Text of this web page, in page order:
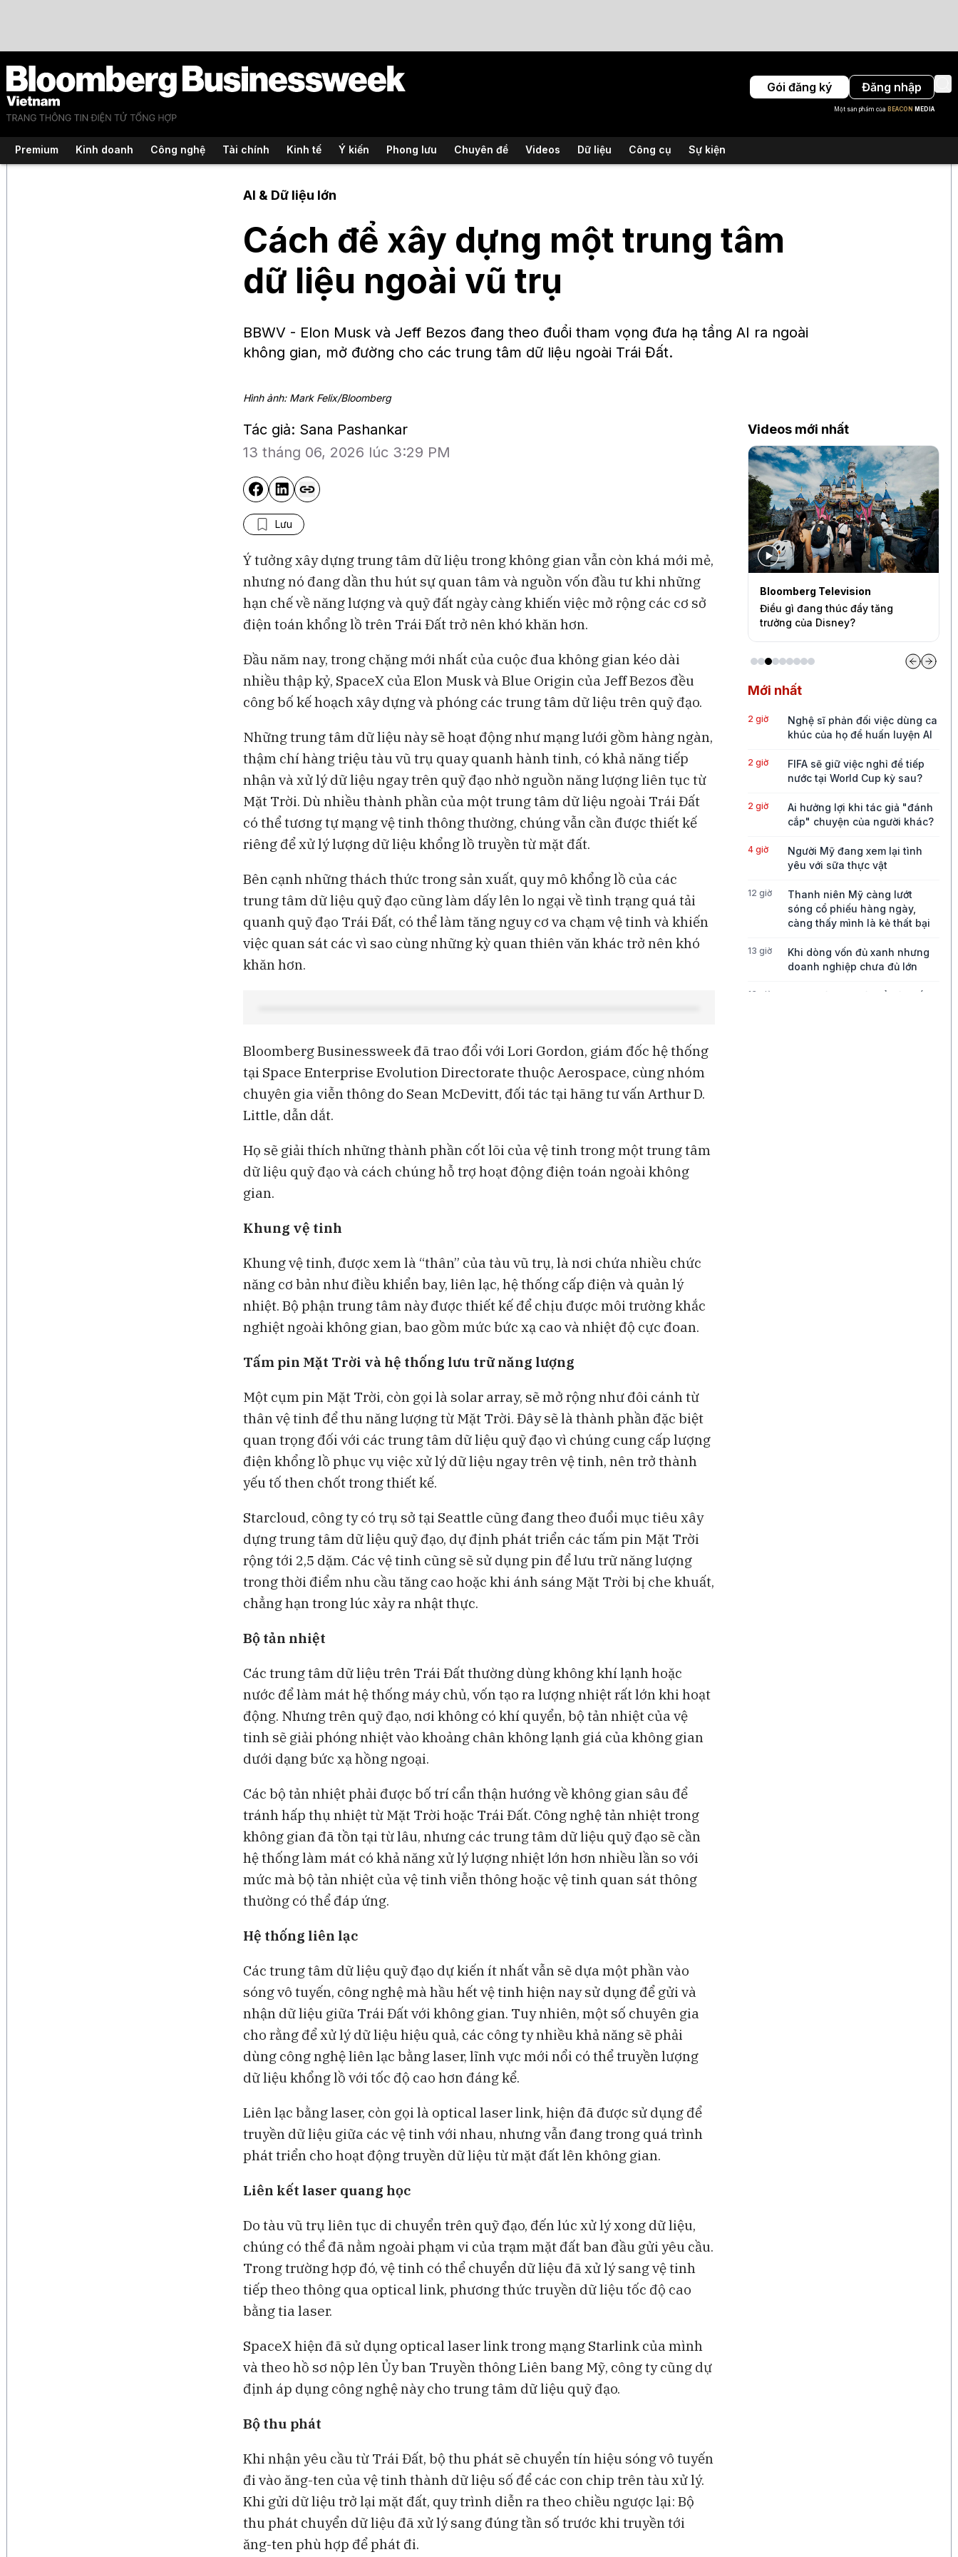
Gói đăng ký Đăng nhập
Một sản phẩm của BEACON MEDIA
Premium Kinh doanh Công nghệ Tài chính Kinh tế Ý kiến Phong lưu Chuyên đề Videos Dữ liệu Công cụ Sự kiện
AI & Dữ liệu lớn
Cách để xây dựng một trung tâm
dữ liệu ngoài vũ trụ
BBWV - Elon Musk và Jeff Bezos đang theo đuổi tham vọng đưa hạ tầng AI ra ngoài
không gian, mở đường cho các trung tâm dữ liệu ngoài Trái Đất.
Hình ảnh: Mark Felix/Bloomberg
Tác giả: Sana Pashankar
13 tháng 06, 2026 lúc 3:29 PM
Lưu
Ý tưởng xây dựng trung tâm dữ liệu trong không gian vẫn còn khá mới mẻ,
nhưng nó đang dần thu hút sự quan tâm và nguồn vốn đầu tư khi những
hạn chế về năng lượng và quỹ đất ngày càng khiến việc mở rộng các cơ sở
điện toán khổng lồ trên Trái Đất trở nên khó khăn hơn.
Đầu năm nay, trong chặng mới nhất của cuộc đua không gian kéo dài
nhiều thập kỷ, SpaceX của Elon Musk và Blue Origin của Jeff Bezos đều
công bố kế hoạch xây dựng và phóng các trung tâm dữ liệu trên quỹ đạo.
Những trung tâm dữ liệu này sẽ hoạt động như mạng lưới gồm hàng ngàn,
thậm chí hàng triệu tàu vũ trụ quay quanh hành tinh, có khả năng tiếp
nhận và xử lý dữ liệu ngay trên quỹ đạo nhờ nguồn năng lượng liên tục từ
Mặt Trời. Dù nhiều thành phần của một trung tâm dữ liệu ngoài Trái Đất
có thể tương tự mạng vệ tinh thông thường, chúng vẫn cần được thiết kế
riêng để xử lý lượng dữ liệu khổng lồ truyền từ mặt đất.
Bên cạnh những thách thức trong sản xuất, quy mô khổng lồ của các
trung tâm dữ liệu quỹ đạo cũng làm dấy lên lo ngại về tình trạng quá tải
quanh quỹ đạo Trái Đất, có thể làm tăng nguy cơ va chạm vệ tinh và khiến
việc quan sát các vì sao cùng những kỳ quan thiên văn khác trở nên khó
khăn hơn.
Bloomberg Businessweek đã trao đổi với Lori Gordon, giám đốc hệ thống
tại Space Enterprise Evolution Directorate thuộc Aerospace, cùng nhóm
chuyên gia viễn thông do Sean McDevitt, đối tác tại hãng tư vấn Arthur D.
Little, dẫn dắt.
Họ sẽ giải thích những thành phần cốt lõi của vệ tinh trong một trung tâm
dữ liệu quỹ đạo và cách chúng hỗ trợ hoạt động điện toán ngoài không
gian.
Khung vệ tinh
Khung vệ tinh, được xem là “thân” của tàu vũ trụ, là nơi chứa nhiều chức
năng cơ bản như điều khiển bay, liên lạc, hệ thống cấp điện và quản lý
nhiệt. Bộ phận trung tâm này được thiết kế để chịu được môi trường khắc
nghiệt ngoài không gian, bao gồm mức bức xạ cao và nhiệt độ cực đoan.
Tấm pin Mặt Trời và hệ thống lưu trữ năng lượng
Một cụm pin Mặt Trời, còn gọi là solar array, sẽ mở rộng như đôi cánh từ
thân vệ tinh để thu năng lượng từ Mặt Trời. Đây sẽ là thành phần đặc biệt
quan trọng đối với các trung tâm dữ liệu quỹ đạo vì chúng cung cấp lượng
điện khổng lồ phục vụ việc xử lý dữ liệu ngay trên vệ tinh, nên trở thành
yếu tố then chốt trong thiết kế.
Starcloud, công ty có trụ sở tại Seattle cũng đang theo đuổi mục tiêu xây
dựng trung tâm dữ liệu quỹ đạo, dự định phát triển các tấm pin Mặt Trời
rộng tới 2,5 dặm. Các vệ tinh cũng sẽ sử dụng pin để lưu trữ năng lượng
trong thời điểm nhu cầu tăng cao hoặc khi ánh sáng Mặt Trời bị che khuất,
chẳng hạn trong lúc xảy ra nhật thực.
Bộ tản nhiệt
Các trung tâm dữ liệu trên Trái Đất thường dùng không khí lạnh hoặc
nước để làm mát hệ thống máy chủ, vốn tạo ra lượng nhiệt rất lớn khi hoạt
động. Nhưng trên quỹ đạo, nơi không có khí quyển, bộ tản nhiệt của vệ
tinh sẽ giải phóng nhiệt vào khoảng chân không lạnh giá của không gian
dưới dạng bức xạ hồng ngoại.
Các bộ tản nhiệt phải được bố trí cẩn thận hướng về không gian sâu để
tránh hấp thụ nhiệt từ Mặt Trời hoặc Trái Đất. Công nghệ tản nhiệt trong
không gian đã tồn tại từ lâu, nhưng các trung tâm dữ liệu quỹ đạo sẽ cần
hệ thống làm mát có khả năng xử lý lượng nhiệt lớn hơn nhiều lần so với
mức mà bộ tản nhiệt của vệ tinh viễn thông hoặc vệ tinh quan sát thông
thường có thể đáp ứng.
Hệ thống liên lạc
Các trung tâm dữ liệu quỹ đạo dự kiến ít nhất vẫn sẽ dựa một phần vào
sóng vô tuyến, công nghệ mà hầu hết vệ tinh hiện nay sử dụng để gửi và
nhận dữ liệu giữa Trái Đất với không gian. Tuy nhiên, một số chuyên gia
cho rằng để xử lý dữ liệu hiệu quả, các công ty nhiều khả năng sẽ phải
dùng công nghệ liên lạc bằng laser, lĩnh vực mới nổi có thể truyền lượng
dữ liệu khổng lồ với tốc độ cao hơn đáng kể.
Liên lạc bằng laser, còn gọi là optical laser link, hiện đã được sử dụng để
truyền dữ liệu giữa các vệ tinh với nhau, nhưng vẫn đang trong quá trình
phát triển cho hoạt động truyền dữ liệu từ mặt đất lên không gian.
Liên kết laser quang học
Do tàu vũ trụ liên tục di chuyển trên quỹ đạo, đến lúc xử lý xong dữ liệu,
chúng có thể đã nằm ngoài phạm vi của trạm mặt đất ban đầu gửi yêu cầu.
Trong trường hợp đó, vệ tinh có thể chuyển dữ liệu đã xử lý sang vệ tinh
tiếp theo thông qua optical link, phương thức truyền dữ liệu tốc độ cao
bằng tia laser.
SpaceX hiện đã sử dụng optical laser link trong mạng Starlink của mình
và theo hồ sơ nộp lên Ủy ban Truyền thông Liên bang Mỹ, công ty cũng dự
định áp dụng công nghệ này cho trung tâm dữ liệu quỹ đạo.
Bộ thu phát
Khi nhận yêu cầu từ Trái Đất, bộ thu phát sẽ chuyển tín hiệu sóng vô tuyến
đi vào ăng-ten của vệ tinh thành dữ liệu số để các con chip trên tàu xử lý.
Khi gửi dữ liệu trở lại mặt đất, quy trình diễn ra theo chiều ngược lại: Bộ
thu phát chuyển dữ liệu đã xử lý sang đúng tần số trước khi truyền tới
ăng-ten phù hợp để phát đi.
Videos mới nhất
BAM Studios
Bong bóng AI có thể kéo vốn
ngoại khỏi Việt Nam
Bloomberg Television
Những chiếc quần quá mỏng
đang thách thức tăng trưởng của
Bloomberg Television
Điều gì đang thúc đẩy tăng
trưởng của Disney?
Mới nhất
2 giờ
Nghệ sĩ phản đối việc dùng ca
khúc của họ để huấn luyện AI
2 giờ
FIFA sẽ giữ việc nghỉ để tiếp
nước tại World Cup kỳ sau?
2 giờ
Ai hưởng lợi khi tác giả "đánh
cắp" chuyện của người khác?
4 giờ
Người Mỹ đang xem lại tình
yêu với sữa thực vật
12 giờ
Thanh niên Mỹ càng lướt
sóng cổ phiếu hàng ngày,
càng thấy mình là kẻ thất bại
13 giờ
Khi dòng vốn đủ xanh nhưng
doanh nghiệp chưa đủ lớn
13 giờ
Bong bóng AI có thể kéo vốn